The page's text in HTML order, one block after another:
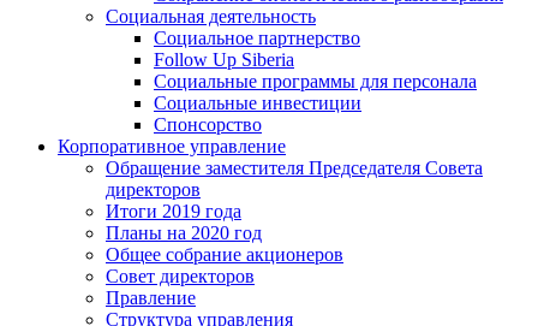
Социальная деятельность
Социальное партнерство
Follow Up Siberia
Социальные программы для персонала
Социальные инвестиции
Спонсорство
Корпоративное управление
Обращение заместителя Председателя Совета
директоров
Итоги 2019 года
Планы на 2020 год
Общее собрание акционеров
Совет директоров
Правление
Структура управления